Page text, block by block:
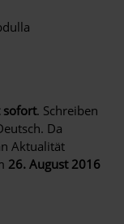
sofort. Schreiben
Da
Aktualität
26. August 2016